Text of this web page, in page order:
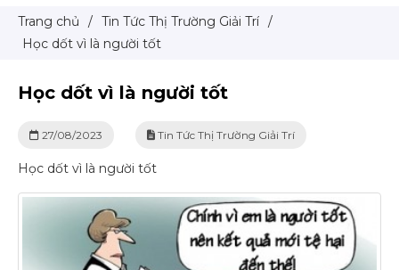
Trang chủ / Tin Tức Thị Trường Giải Trí /
Học dốt vì là người tốt
Học dốt vì là người tốt
27/08/2023 Tin Tức Thị Trường Giải Trí
Học dốt vì là người tốt